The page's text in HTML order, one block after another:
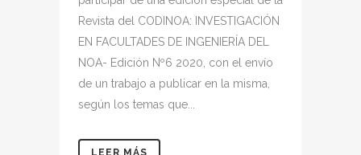
Revista del CODINOA: INVESTIGACIÓN
EN FACULTADES DE INGENIERÍA DEL
NOA- Edición Nº6 2020, con el envío
de un trabajo a publicar en la misma,
según los temas que...
LEER MÁS